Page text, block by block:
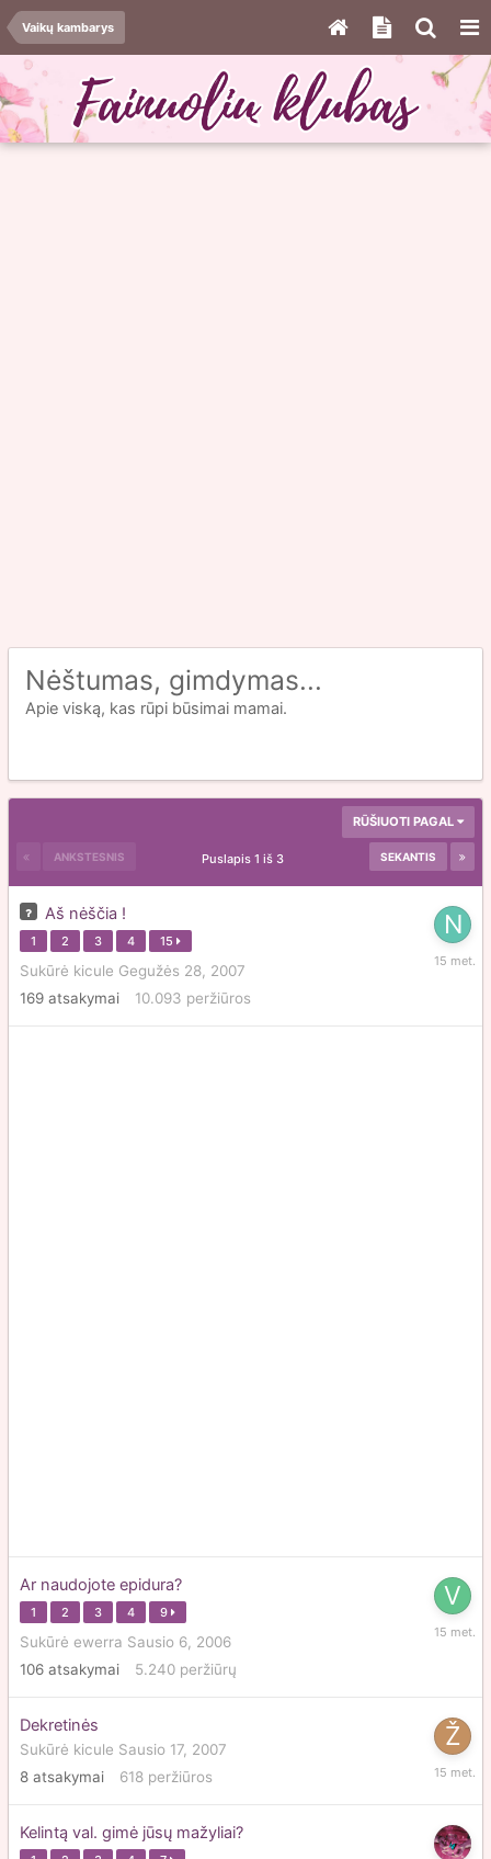
Vaikų kambarys
Nėštumas, gimdymas...
Apie viską, kas rūpi būsimai mamai.
RŪŠIUOTI PAGAL
ANKSTESNIS SEKANTIS
Puslapis 1 iš 3
Aš nėščia !
1 2 3 4 15
Sukūrė kicule Gegužės 28, 2007
169 atsakymai 10.093 peržiūros
Ar naudojote epidura?
1 2 3 4 9
Sukūrė ewerra Sausio 6, 2006
106 atsakymai 5.240 peržiūrų
Kovo
Dekretinės
Sukūrė kicule Sausio 17, 2007
8 atsakymai 618 peržiūros
Sausio
Kelintą val. gimė jūsų mažyliai?